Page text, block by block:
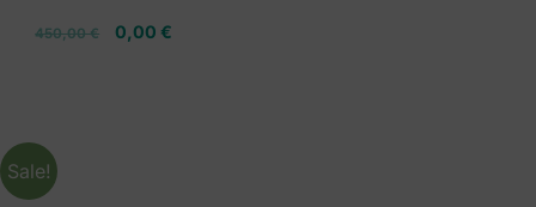
450,00€ 0,00 €
Sale!